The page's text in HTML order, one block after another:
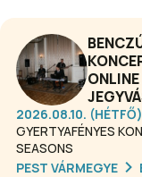
ONLINE
2026.08.10. (HÉTFŐ)
GYERTYAFÉNYES
SEASONS
PEST VÁRMEGYE